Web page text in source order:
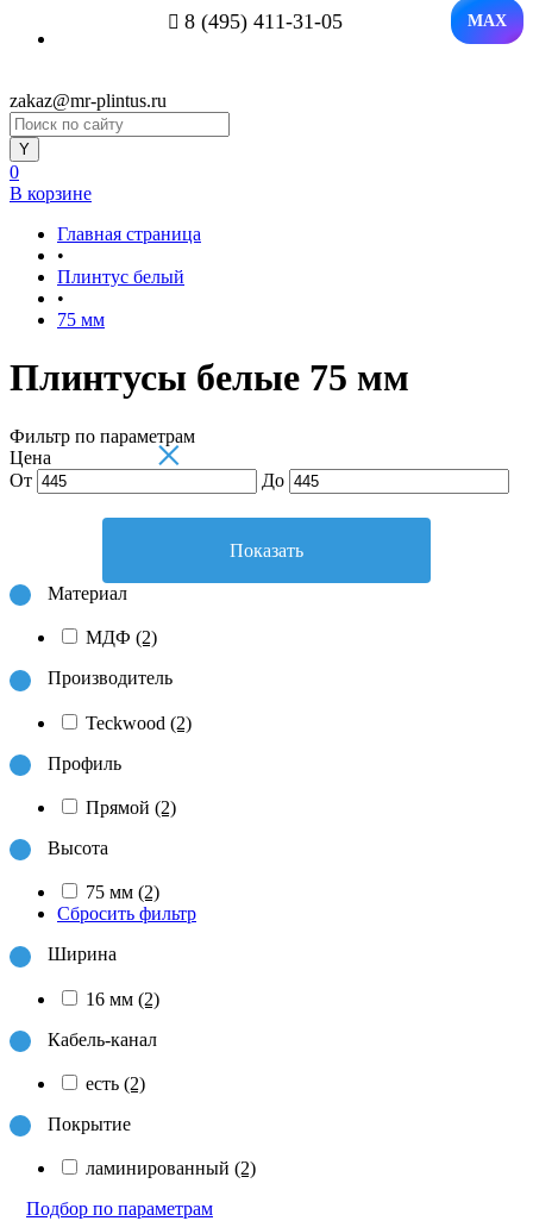
8 (495) 411-31-05 MAX
zakaz@mr-plintus.ru
0
В корзине
Главная страница
•
Плинтус белый
•
75 мм
Плинтусы белые 75 мм
Фильтр по параметрам
×
Цена
От
До
Показать
Материал
МДФ (2)
Производитель
Teckwood (2)
Профиль
Прямой (2)
Высота
75 мм (2)
Сбросить фильтр
Ширина
16 мм (2)
Кабель-канал
есть (2)
Покрытие
ламинированный (2)
Подбор по параметрам